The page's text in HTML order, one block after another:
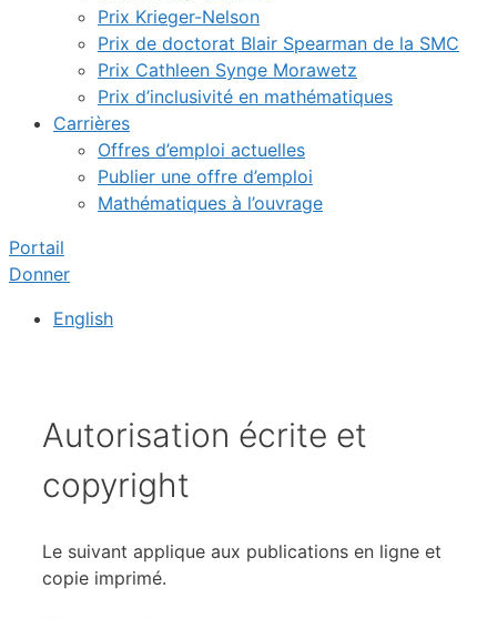
Prix Krieger-Nelson
Prix de doctorat Blair Spearman de la SMC
Prix Cathleen Synge Morawetz
Prix d’inclusivité en mathématiques
Carrières
Offres d’emploi actuelles
Publier une offre d’emploi
Mathématiques à l’ouvrage
Portail
Donner
English
Autorisation écrite et
copyright
Le suivant applique aux publications en ligne et
copie imprimé.